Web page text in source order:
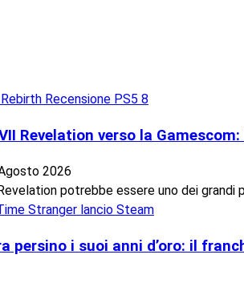
Revelation verso la
2026
potrebbe essere uno dei
persino i suoi anni d’oro: il